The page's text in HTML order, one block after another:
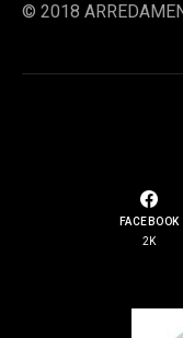
© 2018
FACEBOOK
2K